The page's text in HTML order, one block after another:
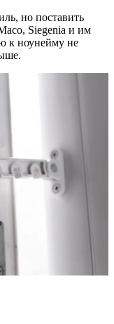
но поставить
Siegenia и им
к ноунейму не